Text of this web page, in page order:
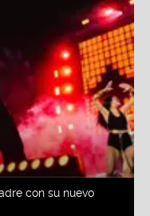
con su nuevo